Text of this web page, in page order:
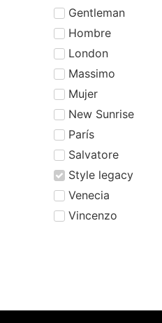
Gentleman
Hombre
London
Massimo
Mujer
New Sunrise
⁠París
⁠Salvatore
Style legacy
Venecia
Vincenzo